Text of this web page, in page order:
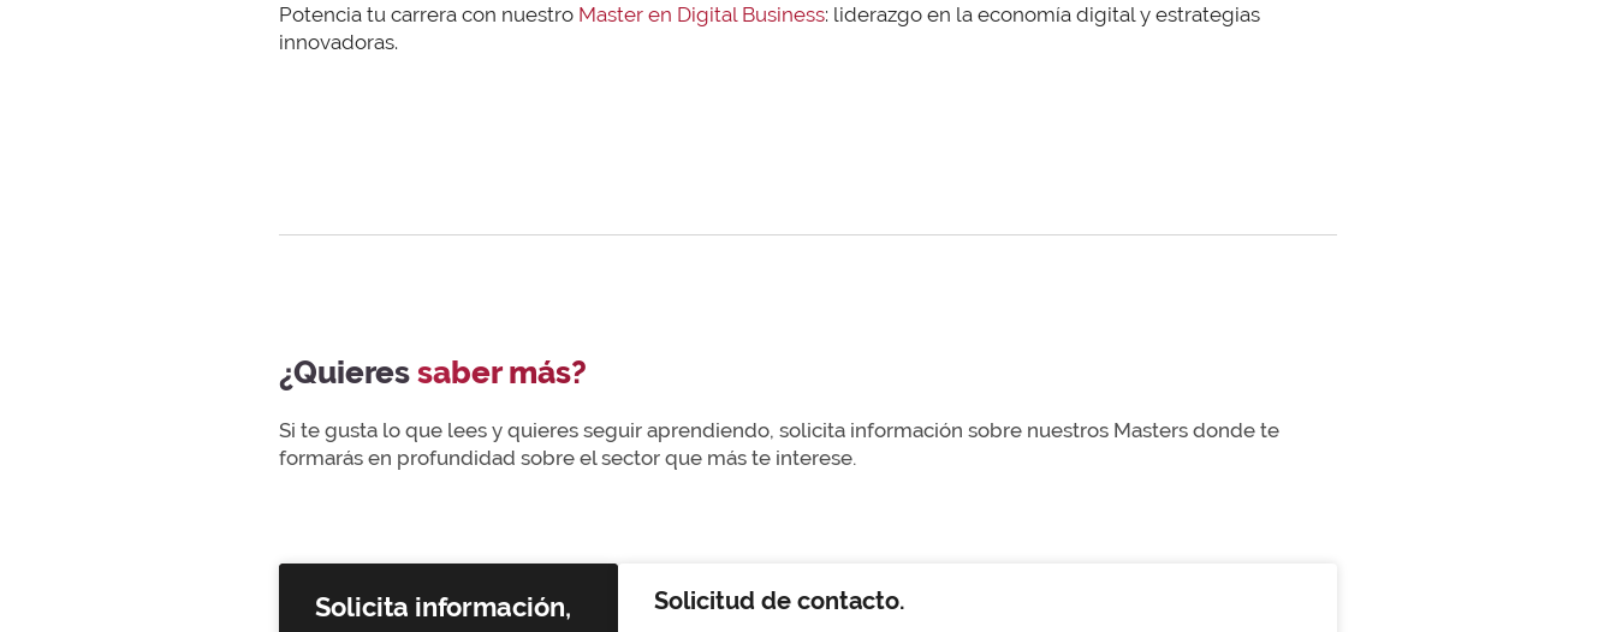
Potencia tu carrera con nuestro Master en Digital Business: liderazgo en la economía digital y estrategias
innovadoras.
¿Quieressaber más?
Si te gusta lo que lees y quieres seguir aprendiendo, solicita información sobre nuestros Masters donde te
formarás en profundidad sobre el sector que más te interese.
Solicita información,
Solicitud de contacto.